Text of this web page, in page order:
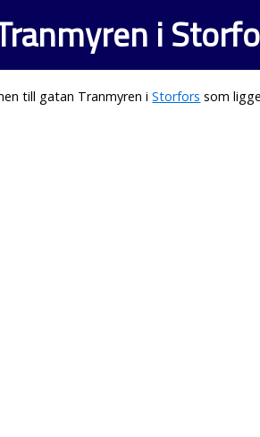
i
till gatan Tranmyren iStorfors som